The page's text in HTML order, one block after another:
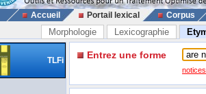
Accueil Portail lexical Corpus
Morphologie Lexicographie
TLFi Entrez une forme